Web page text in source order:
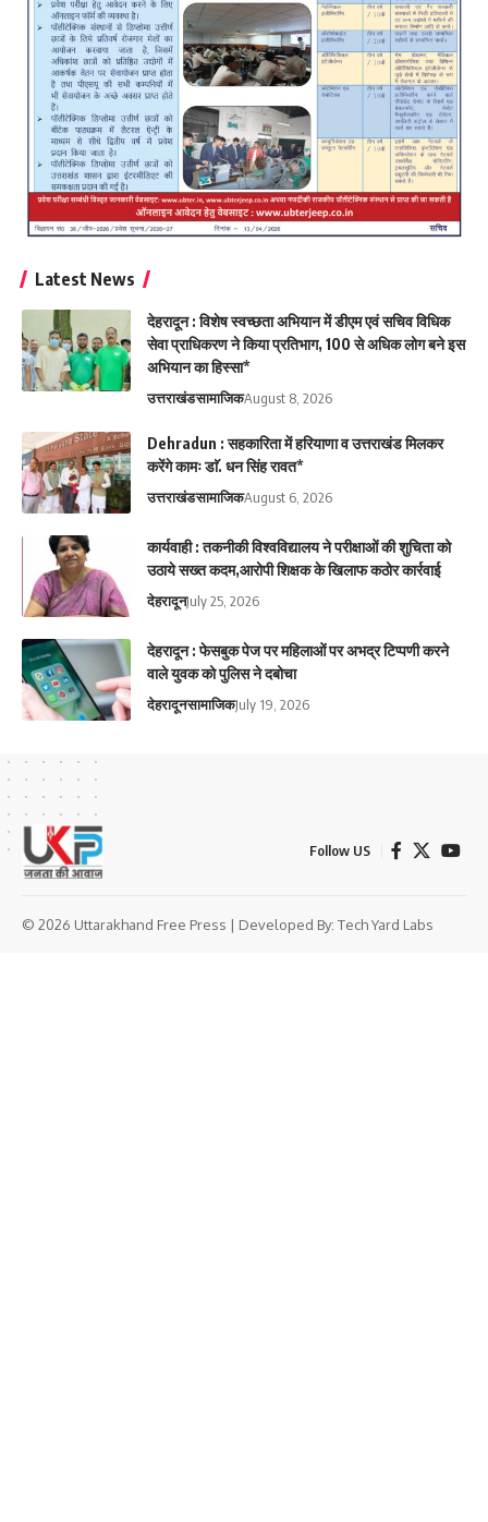
Latest News
देहरादून : विशेष स्वच्छता अभियान में डीएम एवं सचिव विधिक
सेवा प्राधिकरण ने किया प्रतिभाग, 100 से अधिक लोग बने इस
अभियान का हिस्सा*
उत्तराखंडसामाजिकAugust 8, 2026
Dehradun : सहकारिता में हरियाणा व उत्तराखंड मिलकर
करेंगे कामः डाॅ. धन सिंह रावत*
उत्तराखंडसामाजिकAugust 6, 2026
कार्यवाही : तकनीकी विश्वविद्यालय ने परीक्षाओं की शुचिता को
उठाये सख्त कदम,आरोपी शिक्षक के खिलाफ कठोर कार्रवाई
देहरादूनJuly 25, 2026
देहरादून : फेसबुक पेज पर महिलाओं पर अभद्र टिप्पणी करने
वाले युवक को पुलिस ने दबोचा
देहरादूनसामाजिकJuly 19, 2026
Follow US
© 2026 Uttarakhand Free Press | Developed By: Tech Yard Labs